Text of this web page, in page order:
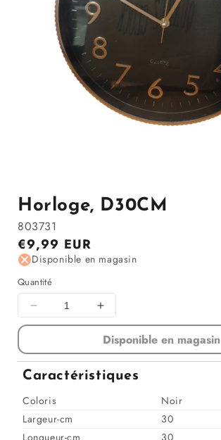
1
dans
la
modale
Horloge, D30CM
803731
Prix
régulier
€9,99 EUR
Disponible en magasin
Quantité
Diminuer
la
pour
Horloge,
Augmenter
la
quantité
pour
Horloge,
D30CM
Disponible en magasin
Caractéristiques
Coloris
Noir
Largeur-cm
30
Longueur-cm
30